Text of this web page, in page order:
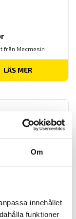
Om
innehållet
funktioner
från Mecmesin
LÄS MER
med lastcell
LÄS MER